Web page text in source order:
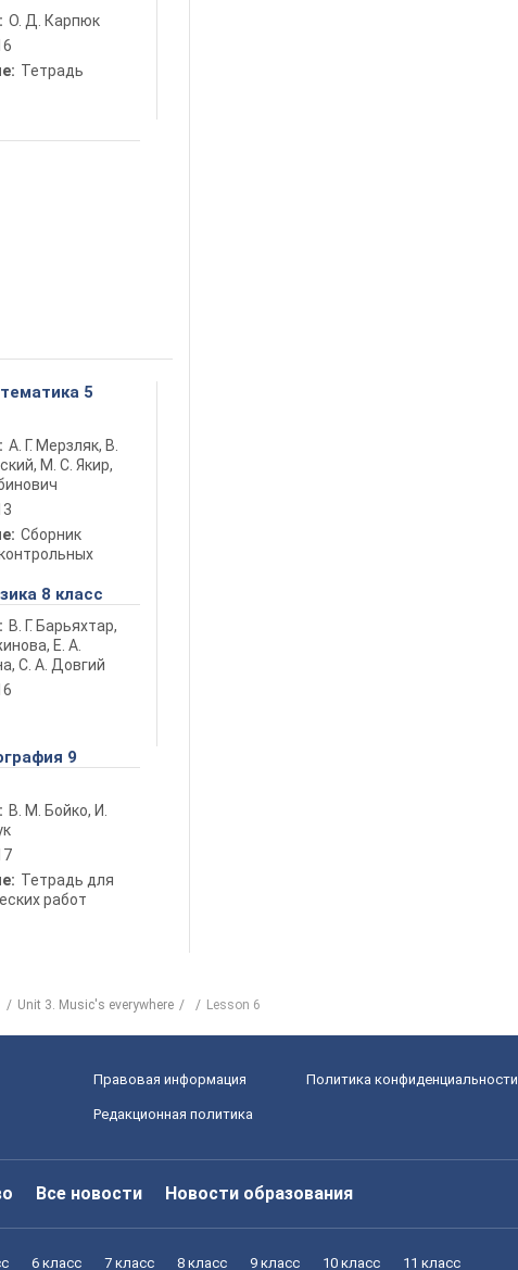
О. Д. Карпюк
Тетрадь
5
А. Г. Мерзляк, В.
М. С. Якир,
Сборник
8 класс
В. Г. Барьяхтар,
Е. А.
С. А. Довгий
9
В. М. Бойко, И.
Тетрадь для
работ
Unit 3. Music's everywhere Lesson 6
Правовая информация Политика конфиденциальности
Редакционная политика
Все новости Новости образования
6 класс 7 класс 8 класс 9 класс 10 класс 11 класс